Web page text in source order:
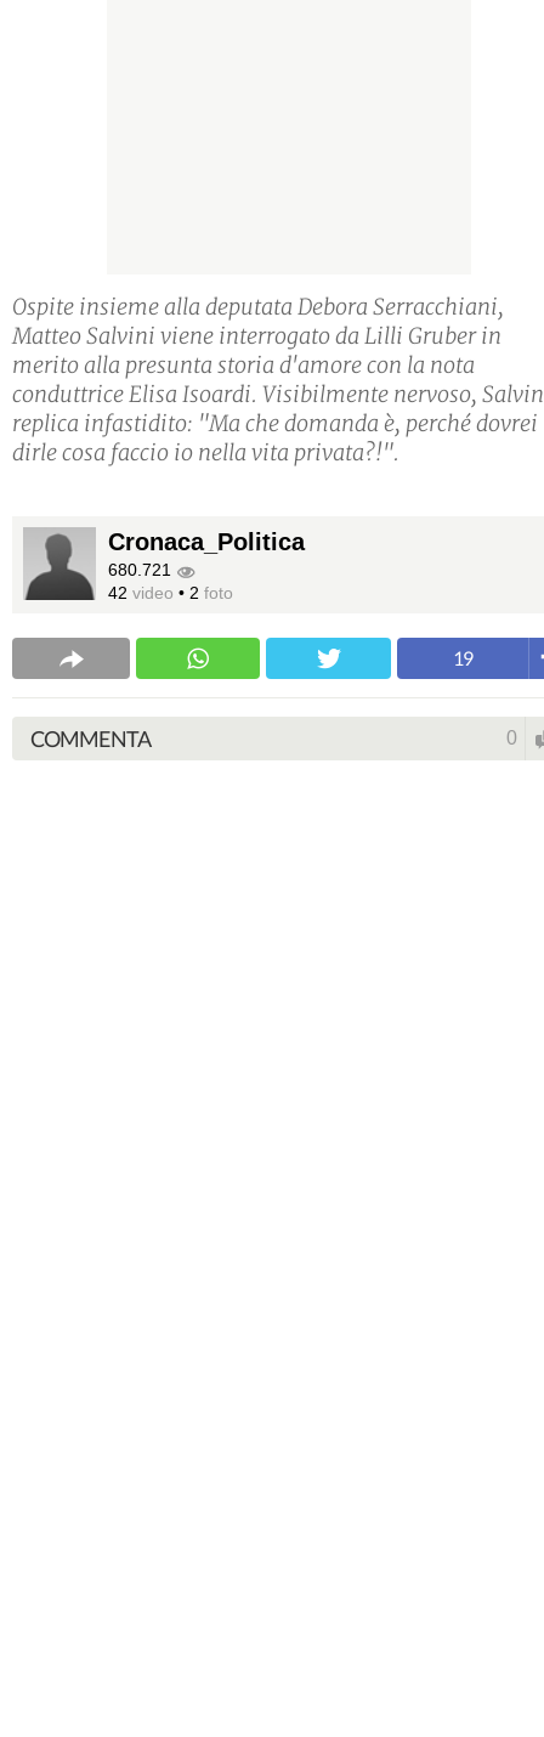
Ospite insieme alla deputata Debora Serracchiani,
Matteo Salvini viene interrogato da Lilli Gruber in
merito alla presunta storia d'amore con la nota
conduttrice Elisa Isoardi. Visibilmente nervoso,
replica infastidito: "Ma che domanda è, perché dovrei
dirle cosa faccio io nella vita privata?!".
Cronaca_Politica
680.721
42 video • 2 foto
19
COMMENTA 0